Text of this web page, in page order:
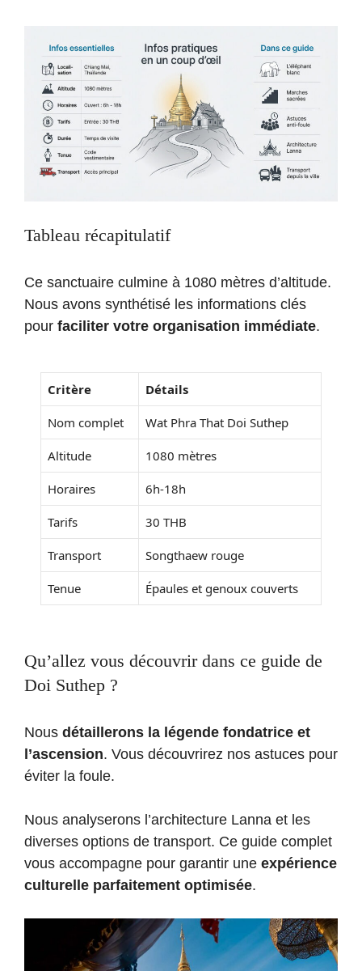
Tableau récapitulatif
Ce sanctuaire culmine à 1080 mètres d’altitude.
Nous avons synthétisé les informations clés
pour faciliter votre organisation immédiate.
Critère Détails
Nom complet Wat Phra That Doi Suthep
Altitude 1080 mètres
Horaires 6h-18h
Tarifs 30 THB
Transport Songthaew rouge
Tenue Épaules et genoux couverts
Qu’allez vous découvrir dans ce guide de
Doi Suthep ?
Nous détaillerons la légende fondatrice et
l’ascension. Vous découvrirez nos astuces pour
éviter la foule.
Nous analyserons l’architecture Lanna et les
diverses options de transport. Ce guide complet
vous accompagne pour garantir une expérience
culturelle parfaitement optimisée.